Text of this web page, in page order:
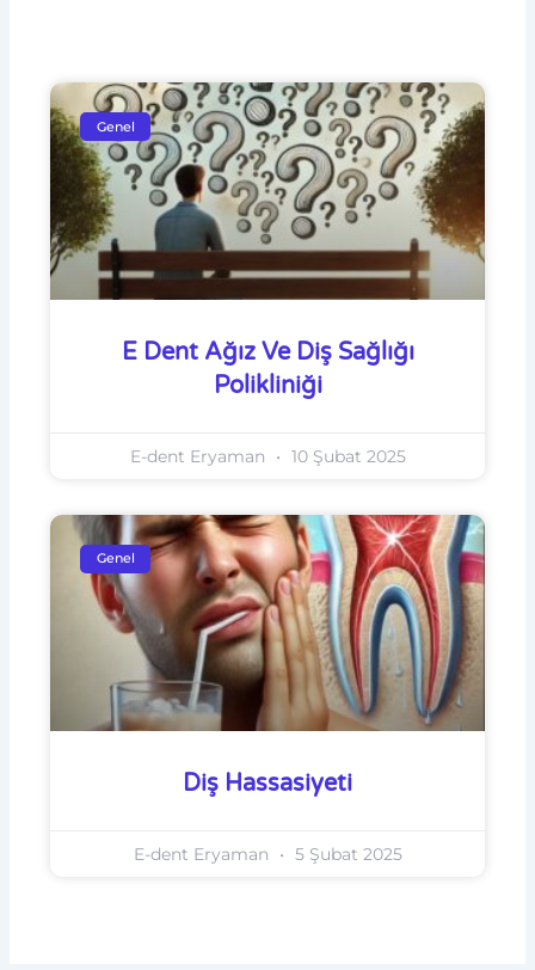
Genel
E Dent Ağız Ve Diş Sağlığı
Polikliniği
E-dent Eryaman 10 Şubat 2025
Genel
Diş Hassasiyeti
E-dent Eryaman 5 Şubat 2025